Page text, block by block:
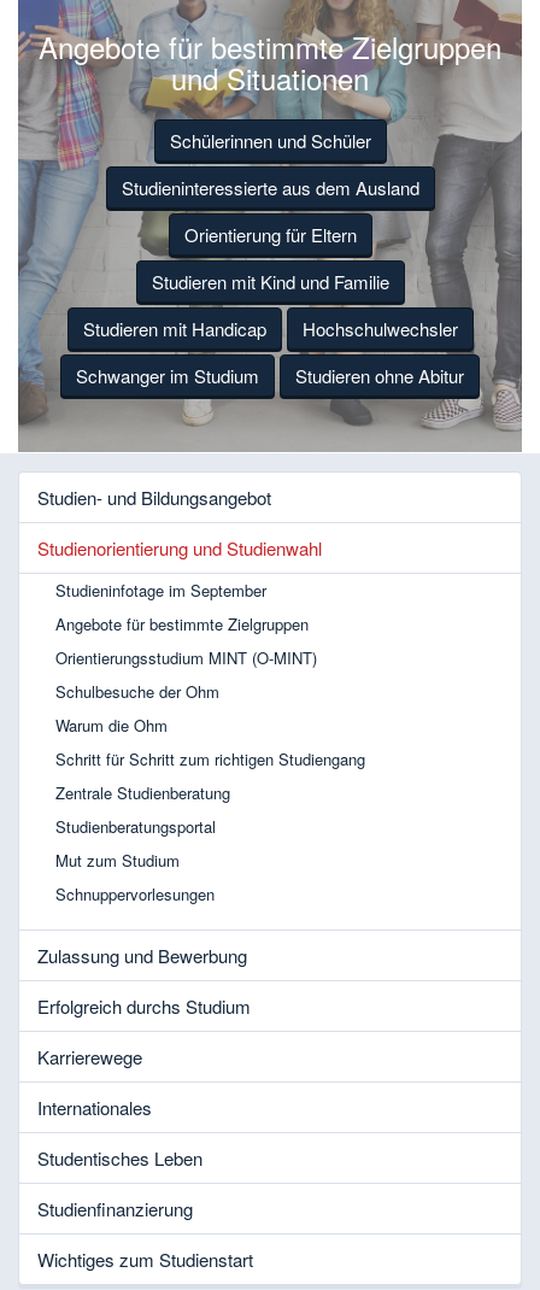
Angebote für bestimmte Zielgruppen
und Situationen
Schülerinnen und Schüler
Studieninteressierte aus dem Ausland
Orientierung für Eltern
Studieren mit Kind und Familie
Studieren mit Handicap
Hochschulwechsler
Schwanger im Studium
Studieren ohne Abitur
Studien- und Bildungsangebot
Studienorientierung und Studienwahl
Studieninfotage im September
Angebote für bestimmte Zielgruppen
Orientierungsstudium MINT (O-MINT)
Schulbesuche der Ohm
Warum die Ohm
Schritt für Schritt zum richtigen Studiengang
Zentrale Studienberatung
Studienberatungsportal
Mut zum Studium
Schnuppervorlesungen
Zulassung und Bewerbung
Erfolgreich durchs Studium
Karrierewege
Internationales
Studentisches Leben
Studienfinanzierung
Wichtiges zum Studienstart